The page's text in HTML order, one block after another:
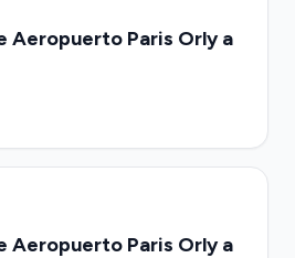
Aeropuerto Paris Orly a
Aeropuerto Paris Orly a